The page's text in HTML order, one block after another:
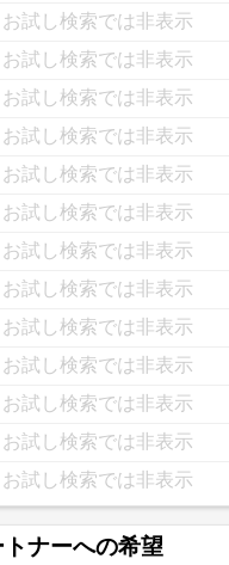
お試し検索では非表示
お試し検索では非表示
お試し検索では非表示
お試し検索では非表示
お試し検索では非表示
お試し検索では非表示
お試し検索では非表示
お試し検索では非表示
お試し検索では非表示
お試し検索では非表示
お試し検索では非表示
お試し検索では非表示
お試し検索では非表示
ナーへの希望